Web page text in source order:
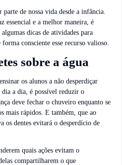
parte de nossa vida desde a infância.
essencial e a melhor maneira, é
dicas de atividades para
consciente esse recurso valioso.
sobre a água
os alunos a não desperdiçar
dia a dia, é possível reduzir o
deve fechar o chuveiro enquanto se
mais rápidos. E também, que ao
os dentes evitará o desperdício de
quais ações evitam o
compartilharem o que